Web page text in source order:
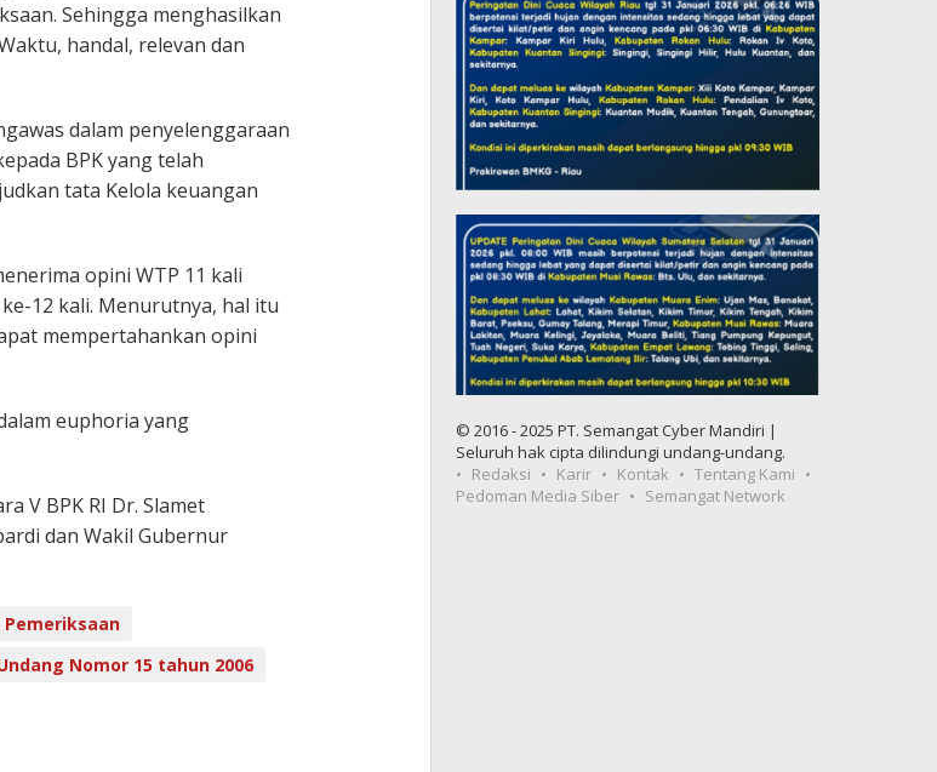
Sehingga menghasilkan
handal, relevan dan
dalam penyelenggaraan
BPK yang telah
tata Kelola keuangan
opini WTP 11 kali
12 kali. Menurutnya, hal itu
mempertahankan opini
euphoria yang
V BPK RI Dr. Slamet
dan Wakil Gubernur
Pemeriksaan
Nomor 15 tahun 2006
© 2016 - 2025 PT. Semangat Cyber Mandiri |
Seluruh hak cipta dilindungi undang-undang.
Redaksi
Karir Kontak
Tentang Kami
Pedoman Media Siber
Semangat Network